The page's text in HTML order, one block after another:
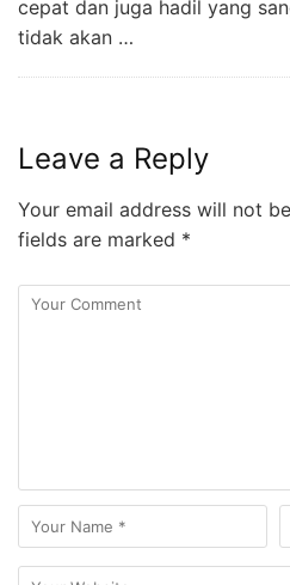
cepat dan juga hadil yang
tidak akan …
Leave a Reply
Your email address will not
fields are marked *